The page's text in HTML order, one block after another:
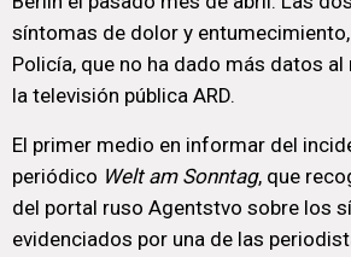
síntomas de dolor y
Policía, que no ha dado más datos
la televisión pública ARD.
El primer medio en informar del
periódico Welt am Sonntag, que
del portal ruso Agentstvo sobre los
evidenciados por una de las